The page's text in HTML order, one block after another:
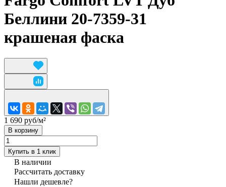
Беллини 20-7359-31
крашеная фаска
1 690 руб/м²
В корзину
Купить в 1 клик
В наличии
Рассчитать доставку
Нашли дешевле?